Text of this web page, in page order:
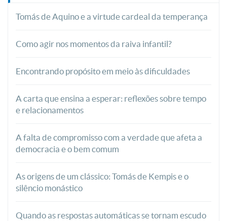
Tomás de Aquino e a virtude cardeal da temperança
Como agir nos momentos da raiva infantil?
Encontrando propósito em meio às dificuldades
A carta que ensina a esperar: reflexões sobre tempo
e relacionamentos
A falta de compromisso com a verdade que afeta a
democracia e o bem comum
As origens de um clássico: Tomás de Kempis e o
silêncio monástico
Quando as respostas automáticas se tornam escudo